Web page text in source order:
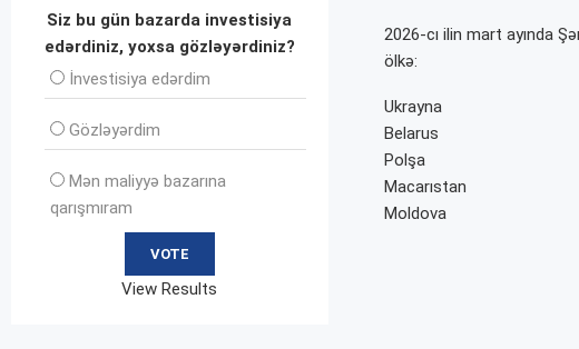
2026-cı ilin mart ayında
ölkə:
Ukrayna
Belarus
Polşa
Macarıstan
Moldova
Siz bu gün bazarda investisiya
edərdiniz, yoxsa gözləyərdiniz?
İnvеstisiya edərdim
Gözləyərdim
Mən maliyyə bazarına
qarışmıram
View Results